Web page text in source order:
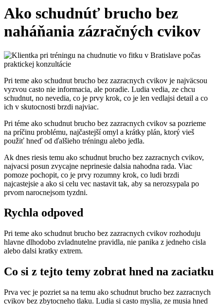
Ako schudnúť brucho bez
naháňania zázračných cvikov
Pri teme ako schudnut brucho bez zazracnych cvikov je najväcsou
vyzvou casto nie informacia, ale poradie. Ludia vedia, ze chcu
schudnut, no nevedia, co je prvy krok, co je len vedlajsi detail a co
ich v skutocnosti brzdi najviac.
Pri téme ako schudnut brucho bez zazracnych cvikov sa pozrieme
na príčinu problému, najčastejší omyl a krátky plán, ktorý vieš
použiť hneď od ďalšieho tréningu alebo jedla.
Ak dnes riesis temu ako schudnut brucho bez zazracnych cvikov,
najvacsi posun zvycajne neprinesie dalsia nahodna rada. Viac
pomoze pochopit, co je prvy rozumny krok, co ludi brzdi
najcastejsie a ako si celu vec nastavit tak, aby sa nerozsypala po
prvom narocnejsom tyzdni.
Rychla odpoved
Pri teme ako schudnut brucho bez zazracnych cvikov rozhoduju
hlavne dlhodobo zvladnutelne pravidla, nie panika z jedneho cisla
alebo dalsi kratky extrem.
Co si z tejto temy zobrat hned na zaciatku
Prva vec je pozriet sa na temu ako schudnut brucho bez zazracnych
cvikov bez zbytocneho tlaku. Ludia si casto myslia, ze musia hned